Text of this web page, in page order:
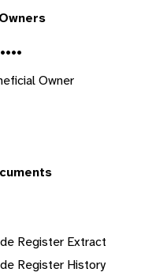
Owner
Register Extract
Register History